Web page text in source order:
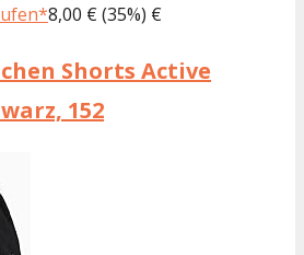
8,00 € (35%) €
Shorts Active
152